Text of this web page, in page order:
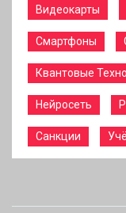
Видеокарты
Смартфоны
Квантовые
Нейросеть
Санкции